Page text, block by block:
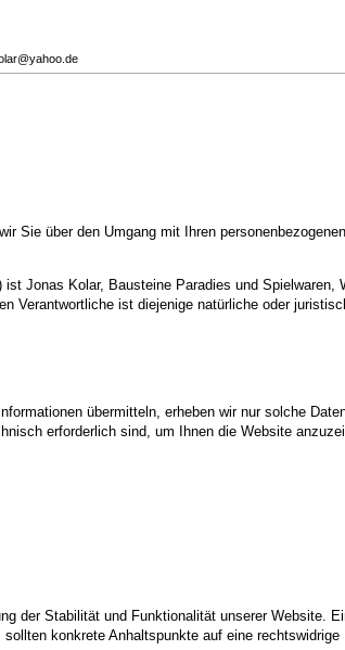
über den Umgang mit Ihren
Jonas Kolar, Bausteine Paradies und Spielwaren,
Verantwortliche ist diejenige natürliche oder
übermitteln, erheben wir nur solche
erforderlich sind, um Ihnen die Website
der Stabilität und Funktionalität unserer Website.
konkrete Anhaltspunkte auf eine rechtswidrige